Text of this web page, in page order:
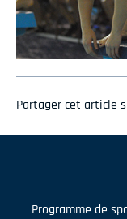
Partager cet article
Programme de